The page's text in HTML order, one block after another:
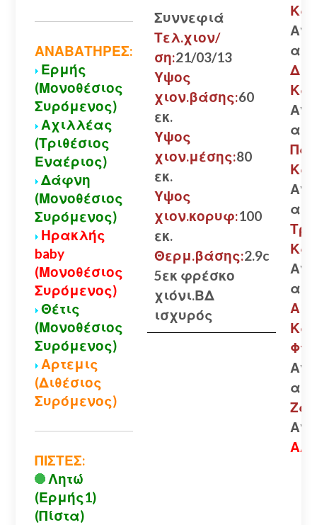
ΑΝΑΒΑΤΗΡΕΣ:
Ερμής
(Μονοθέσιος
Συρόμενος)
Αχιλλέας
(Τριθέσιος
Εναέριος)
Δάφνη
(Μονοθέσιος
Συρόμενος)
Ηρακλής
baby
(Μονοθέσιος
Συρόμενος)
Θέτις
(Μονοθέσιος
Συρόμενος)
Αρτεμις
(Διθέσιος
Συρόμενος)
ΠΙΣΤΕΣ:
Λητώ
(Ερμής1)
(Πίστα)
Συννεφιά
Τελ.χιον/
ση:21/03/13
Υψος
χιον.βάσης:60
εκ.
Υψος
χιον.μέσης:80
εκ.
Υψος
χιον.κορυφ:100
εκ.
Θερμ.βάσης:2.9c
5εκ φρέσκο
χιόνι.ΒΔ
ισχυρός